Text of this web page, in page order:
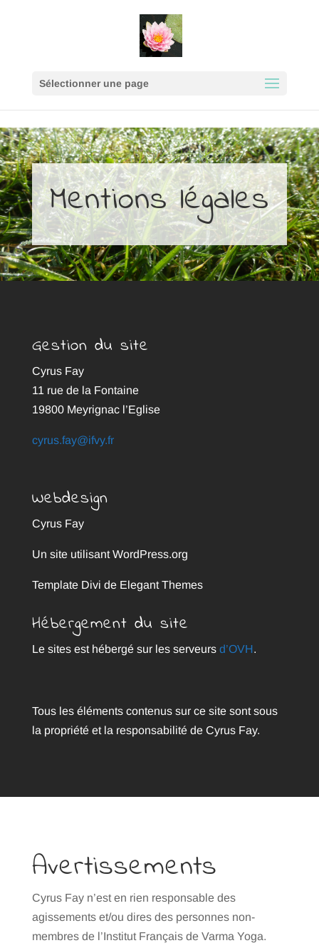
Sélectionner une page
Mentions légales
Gestion du site
Cyrus Fay
11 rue de la Fontaine
19800 Meyrignac l’Eglise
cyrus.fay@ifvy.fr
Webdesign
Cyrus Fay
Un site utilisant WordPress.org
Template Divi de Elegant Themes
Hébergement du site
Le sites est hébergé sur les serveurs d’OVH.
Tous les éléments contenus sur ce site sont sous
la propriété et la responsabilité de Cyrus Fay.
Avertissements
Cyrus Fay n’est en rien responsable des
agissements et/ou dires des personnes non-
membres de l’Institut Français de Varma Yoga.